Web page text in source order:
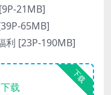
21MB]
65MB]
利 [23P-190MB]
下载
载